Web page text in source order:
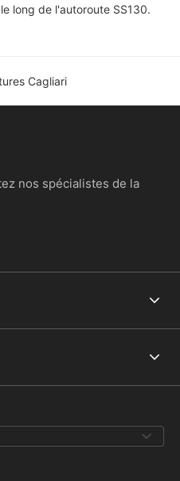
long de l'autoroute SS130.
Cagliari
nos spécialistes de la